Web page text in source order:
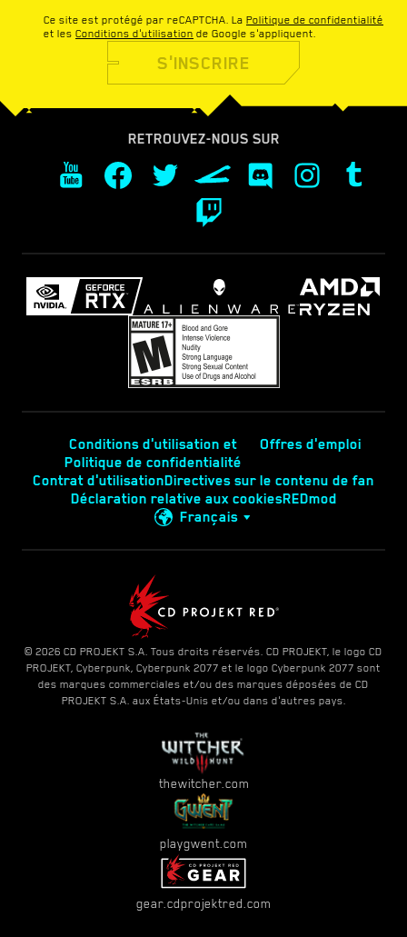
Ce site est protégé par reCAPTCHA. La Politique de confidentialité
et les Conditions d'utilisation de Google s'appliquent.
S'INSCRIRE
RETROUVEZ-NOUS SUR
Conditions d'utilisation et
Politique de confidentialité
Offres d'emploi
Contrat d'utilisationDirectives sur le contenu de fan
Déclaration relative aux cookiesREDmod
Français
© 2026 CD PROJEKT S.A. Tous droits réservés. CD PROJEKT, le logo CD
PROJEKT, Cyberpunk, Cyberpunk 2077 et le logo Cyberpunk 2077 sont
des marques commerciales et/ou des marques déposées de CD
PROJEKT S.A. aux États-Unis et/ou dans d'autres pays.
thewitcher.com
playgwent.com
gear.cdprojektred.com